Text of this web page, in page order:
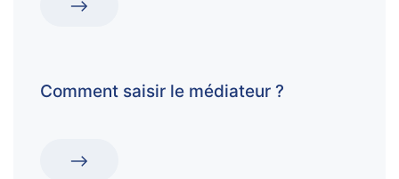
Comment saisir le médiateur ?